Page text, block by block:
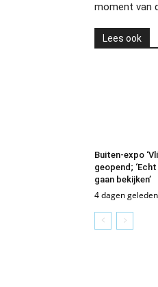
moment van
Lees ook
Buiten-expo
geopend;
gaan bekijken’
4 dagen geleden